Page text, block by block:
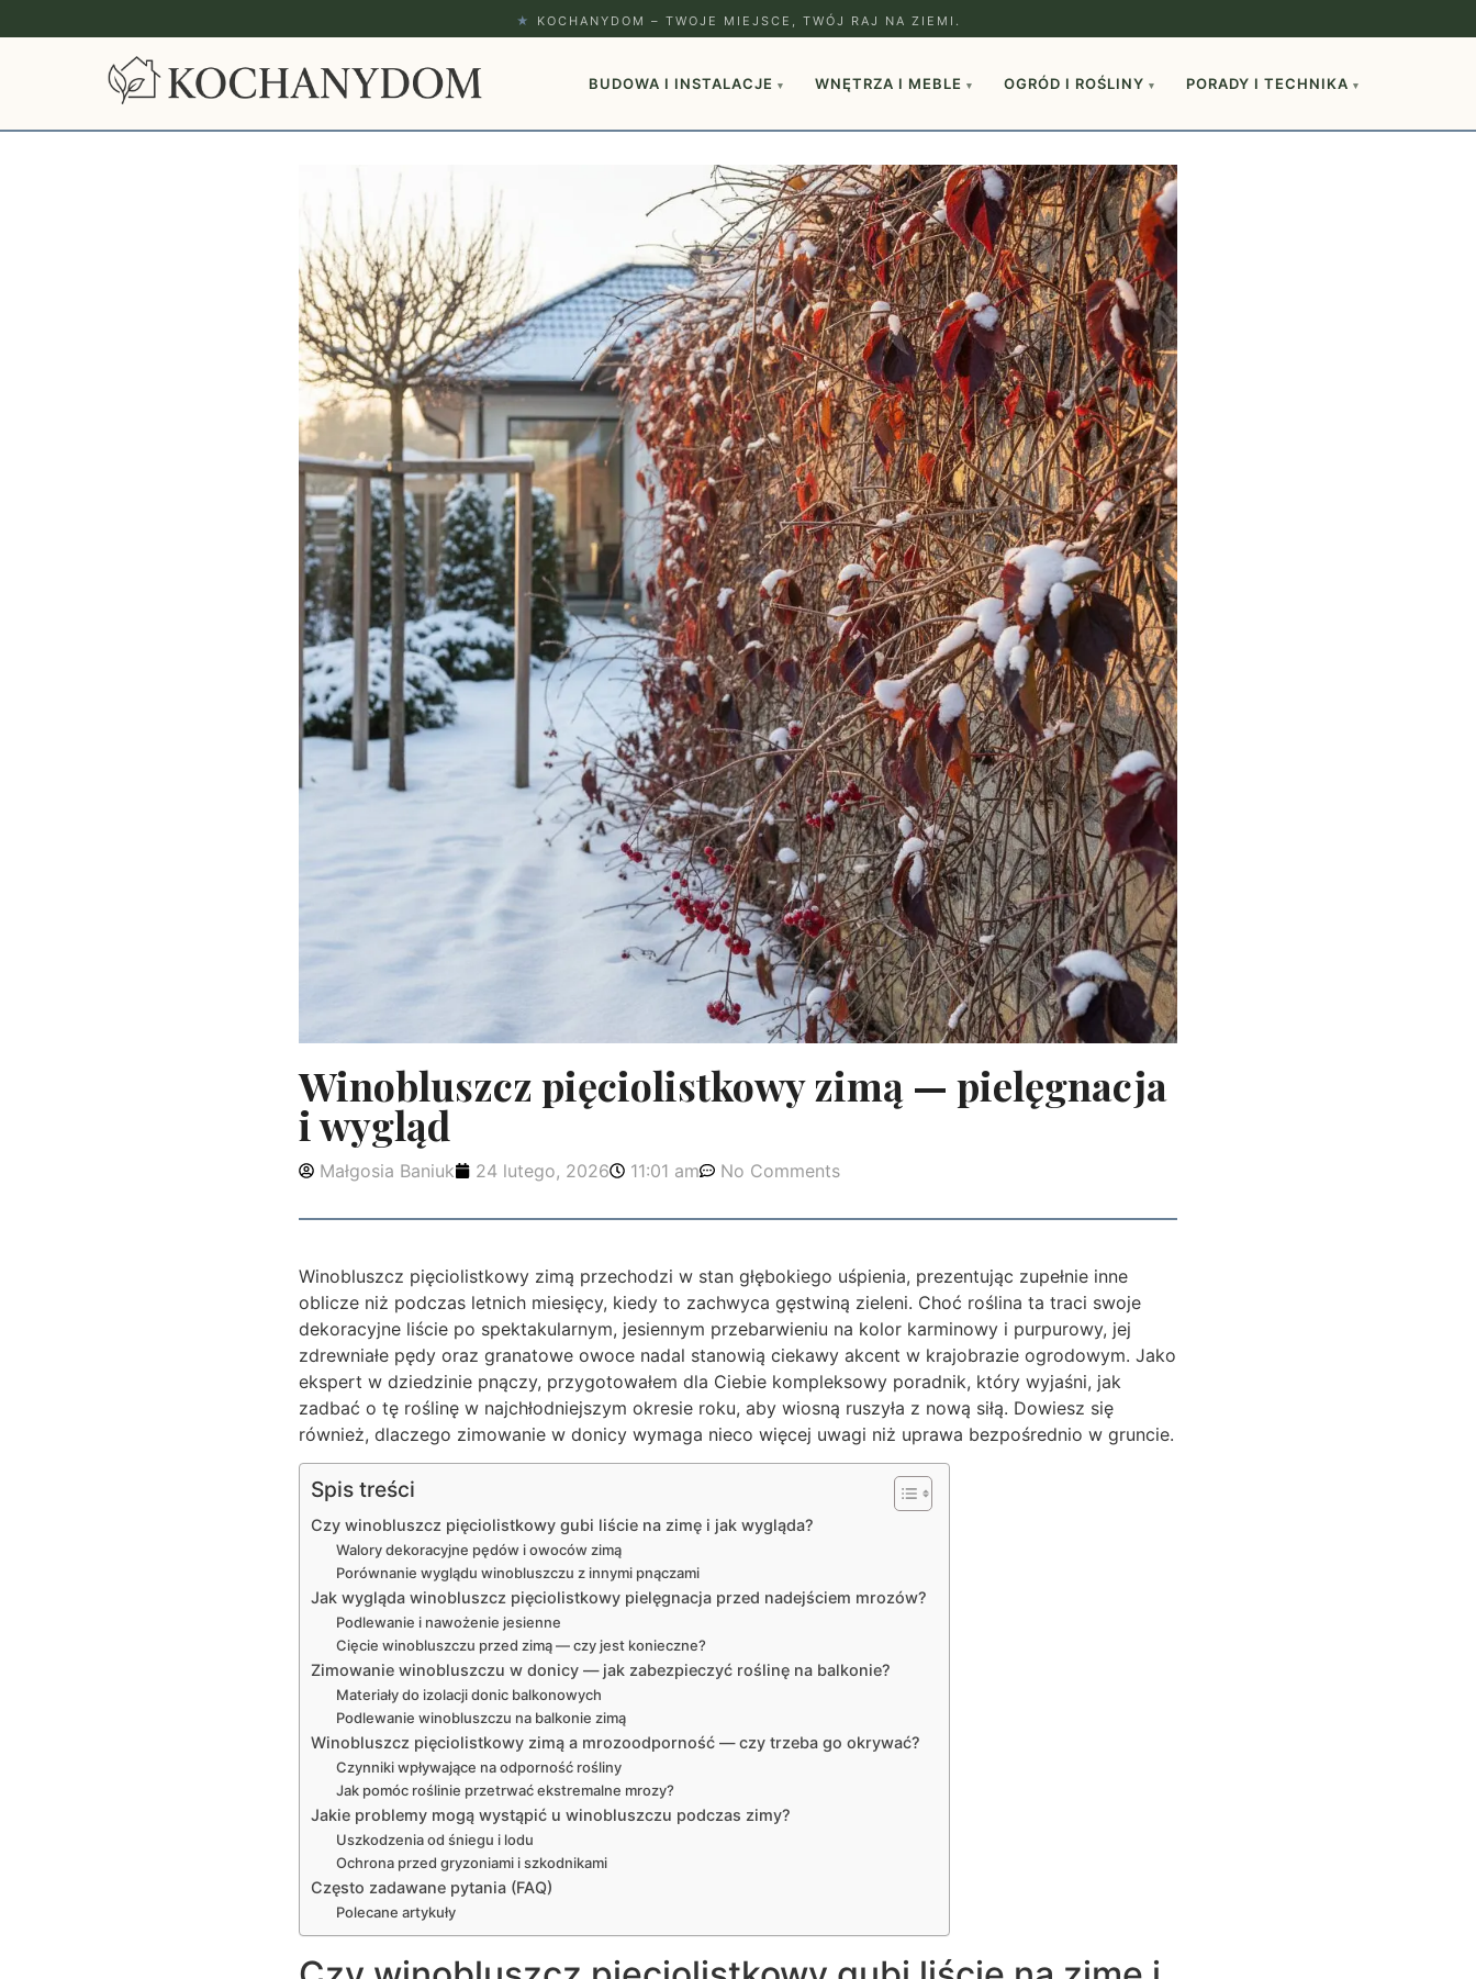
★ KOCHANYDOM – TWOJE MIEJSCE, TWÓJ RAJ NA ZIEMI.
BUDOWA I INSTALACJE ▾ WNĘTRZA I MEBLE ▾ OGRÓD I ROŚLINY ▾ PORADY I TECHNIKA ▾
Winobluszcz pięciolistkowy zimą — pielęgnacja
i wygląd
Małgosia Baniuk 24 lutego, 2026 11:01 am No Comments
Winobluszcz pięciolistkowy zimą przechodzi w stan głębokiego uśpienia, prezentując zupełnie inne
oblicze niż podczas letnich miesięcy, kiedy to zachwyca gęstwiną zieleni. Choć roślina ta traci swoje
dekoracyjne liście po spektakularnym, jesiennym przebarwieniu na kolor karminowy i purpurowy, jej
zdrewniałe pędy oraz granatowe owoce nadal stanowią ciekawy akcent w krajobrazie ogrodowym. Jako
ekspert w dziedzinie pnączy, przygotowałem dla Ciebie kompleksowy poradnik, który wyjaśni, jak
zadbać o tę roślinę w najchłodniejszym okresie roku, aby wiosną ruszyła z nową siłą. Dowiesz się
również, dlaczego zimowanie w donicy wymaga nieco więcej uwagi niż uprawa bezpośrednio w gruncie.
Spis treści
Czy winobluszcz pięciolistkowy gubi liście na zimę i jak wygląda?
Walory dekoracyjne pędów i owoców zimą
Porównanie wyglądu winobluszczu z innymi pnączami
Jak wygląda winobluszcz pięciolistkowy pielęgnacja przed nadejściem mrozów?
Podlewanie i nawożenie jesienne
Cięcie winobluszczu przed zimą — czy jest konieczne?
Zimowanie winobluszczu w donicy — jak zabezpieczyć roślinę na balkonie?
Materiały do izolacji donic balkonowych
Podlewanie winobluszczu na balkonie zimą
Winobluszcz pięciolistkowy zimą a mrozoodporność — czy trzeba go okrywać?
Czynniki wpływające na odporność rośliny
Jak pomóc roślinie przetrwać ekstremalne mrozy?
Jakie problemy mogą wystąpić u winobluszczu podczas zimy?
Uszkodzenia od śniegu i lodu
Ochrona przed gryzoniami i szkodnikami
Często zadawane pytania (FAQ)
Polecane artykuły